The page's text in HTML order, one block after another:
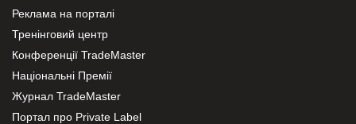
Реклама на порталі
Тренінговий центр
Конференції TradeMaster
Національні Премії
Журнал TradeMaster
Портал про Private Label